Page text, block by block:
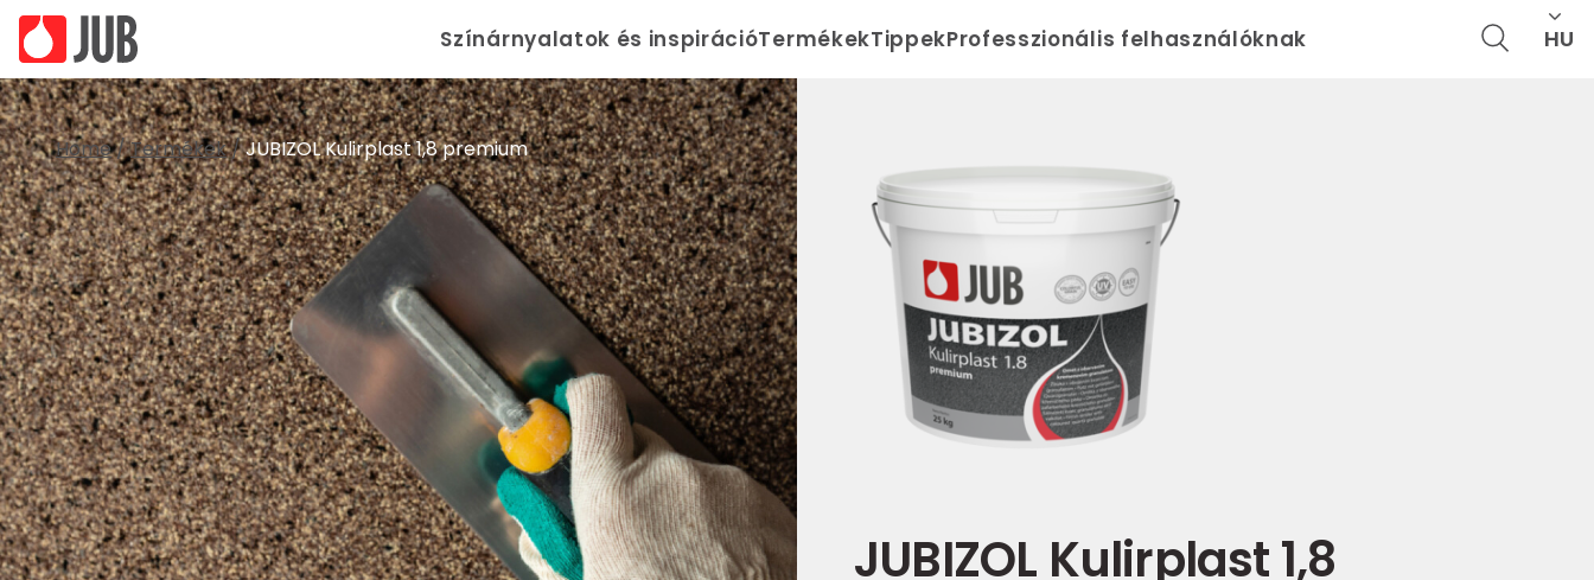
Színárnyalatok és inspirációTermékekTippekProfesszionális felhasználóknak HU
Home/Termékek/JUBIZOL Kulirplast 1,8 premium
JUBIZOL Kulirplast 1,8